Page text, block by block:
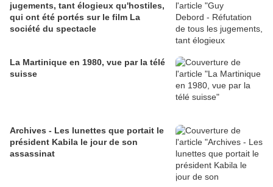
jugements, tant élogieux qu'hostiles,
qui ont été portés sur le film La
société du spectacle
La Martinique en 1980, vue par la télé
suisse
Archives - Les lunettes que portait le
président Kabila le jour de son
assassinat